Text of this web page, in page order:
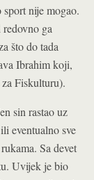
nije mogao.
ga
što do tada
Ibrahim koji,
Fiskulturu).
sin rastao uz
eventualno sve
Sa devet
Uvijek je bio